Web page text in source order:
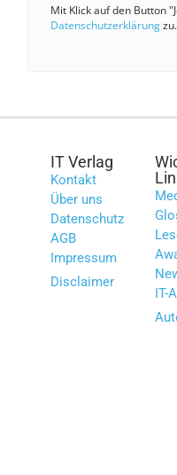
Mit Klick auf den Button
Datenschutzerklärungzu.
IT Verlag
Kontakt
Über uns
Datenschutz
AGB
Impressum
Disclaimer
IT-